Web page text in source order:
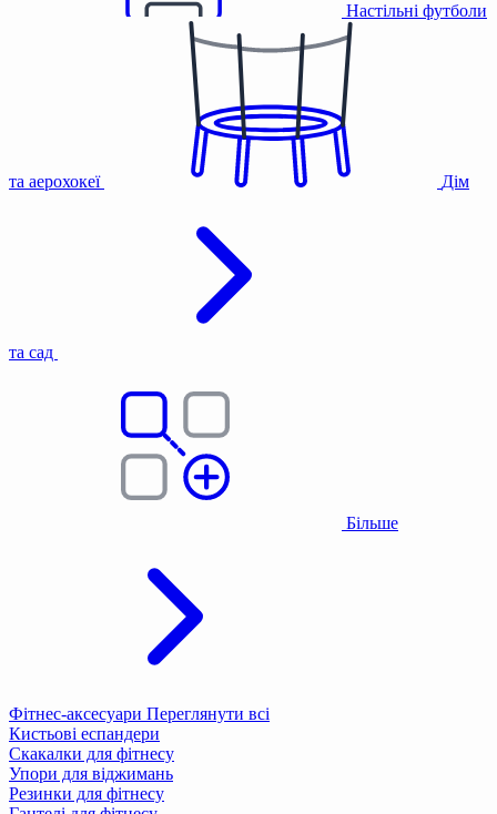
Настільні футболи
та аерохокеї Дім
та сад
Більше
Фітнес-аксесуари Переглянути всі
Кистьові еспандери
Скакалки для фітнесу
Упори для віджимань
Резинки для фітнесу